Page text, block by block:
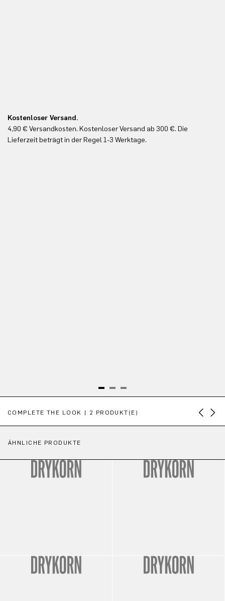
Kostenloser Versand.
4,90 € Versandkosten. Kostenloser Versand ab 300 €. Die
Lieferzeit beträgt in der Regel 1-3 Werktage.
COMPLETE THE LOOK | 2 PRODUKT(E)
ÄHNLICHE PRODUKTE